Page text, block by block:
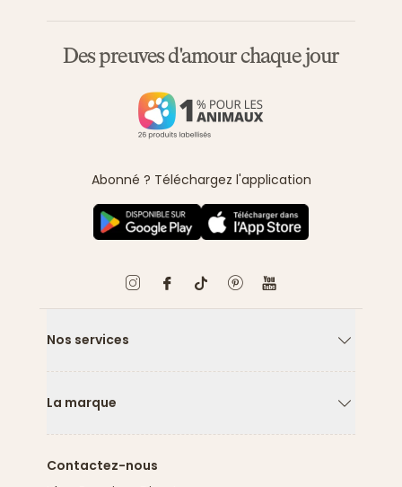
Des preuves d'amour chaque jour
Abonné ? Téléchargez l'application
Nos services
La marque
Contactez-nous